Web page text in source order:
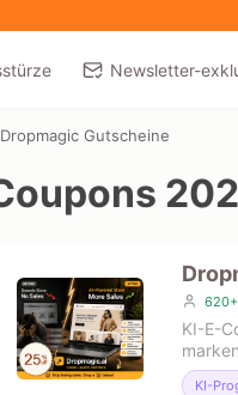
Newsletter-
Dropmagic Gutscheine
KI-E-
KI-